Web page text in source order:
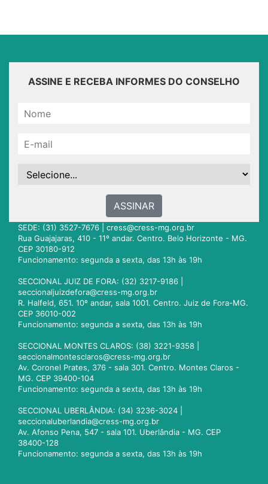
ASSINE E RECEBA INFORMES DO CONSELHO
ASSINAR
SEDE: (31) 3527-7676 | cress@cress-mg.org.br
Rua Guajajaras, 410 - 11º andar. Centro. Belo Horizonte - MG.
CEP 30180-912
Funcionamento: segunda a sexta, das 13h às 19h
SECCIONAL JUIZ DE FORA: (32) 3217-9186 |
seccionaljuizdefora@cress-mg.org.br
R. Halfeld, 651. 10º andar, sala 1001. Centro. Juiz de Fora-MG.
CEP 36010-002
Funcionamento: segunda a sexta, das 13h às 19h
SECCIONAL MONTES CLAROS: (38) 3221-9358 |
seccionalmontesclaros@cress-mg.org.br
Av. Coronel Prates, 376 - sala 301. Centro. Montes Claros -
MG. CEP 39400-104
Funcionamento: segunda a sexta, das 13h às 19h
SECCIONAL UBERLÂNDIA: (34) 3236-3024 |
seccionaluberlandia@cress-mg.org.br
Av. Afonso Pena, 547 - sala 101. Uberlândia - MG. CEP
38400-128
Funcionamento: segunda a sexta, das 13h às 19h